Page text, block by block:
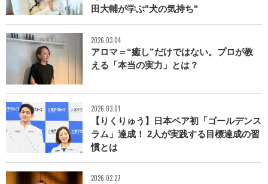
田大輔が学ぶ"犬の気持ち"
2026.03.04
アロマ＝“癒し”だけではない。プロが教
える「本当の実力」とは？
2026.03.01
【りくりゅう】日本ペア初「ゴールデンス
ラム」達成！ 2人が実践する目標達成の習
慣とは
2026.02.27